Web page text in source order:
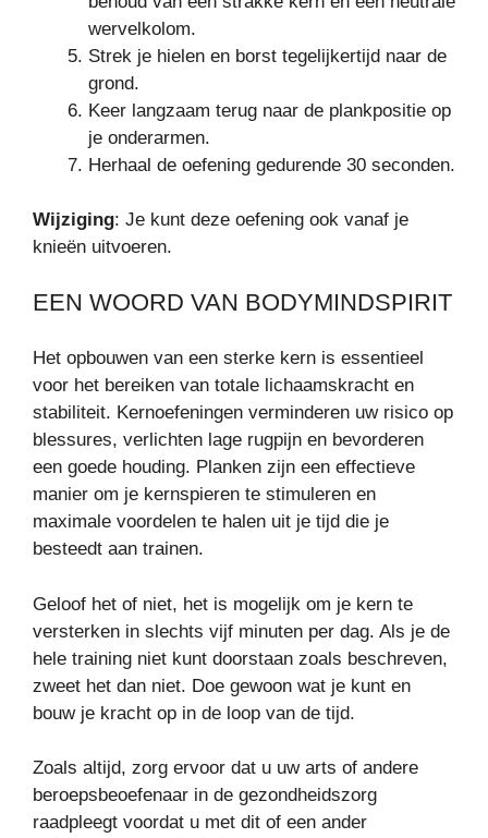
wervelkolom.
Strek je hielen en borst tegelijkertijd naar de
grond.
Keer langzaam terug naar de plankpositie op
je onderarmen.
Herhaal de oefening gedurende 30 seconden.
Wijziging: Je kunt deze oefening ook vanaf je
knieën uitvoeren.
EEN WOORD VAN BODYMINDSPIRIT
Het opbouwen van een sterke kern is essentieel
voor het bereiken van totale lichaamskracht en
stabiliteit. Kernoefeningen verminderen uw risico op
blessures, verlichten lage rugpijn en bevorderen
een goede houding. Planken zijn een effectieve
manier om je kernspieren te stimuleren en
maximale voordelen te halen uit je tijd die je
besteedt aan trainen.
Geloof het of niet, het is mogelijk om je kern te
versterken in slechts vijf minuten per dag. Als je de
hele training niet kunt doorstaan zoals beschreven,
zweet het dan niet. Doe gewoon wat je kunt en
bouw je kracht op in de loop van de tijd.
Zoals altijd, zorg ervoor dat u uw arts of andere
beroepsbeoefenaar in de gezondheidszorg
raadpleegt voordat u met dit of een ander